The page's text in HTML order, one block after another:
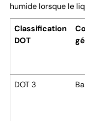
humide lorsque le
Classification
DOT
DOT 3